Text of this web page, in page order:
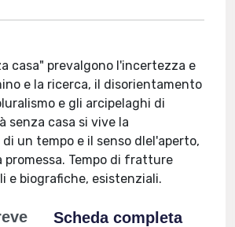
casa" prevalgono l'incertezza e
e la ricerca, il disorientamento
e gli arcipelaghi di
senza casa si vive la
un tempo e il senso dlel'aperto,
promessa. Tempo di fratture
e biografiche, esistenziali.
Scheda completa